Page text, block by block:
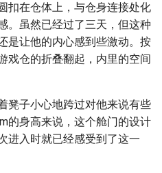
扣在仓体上，与仓身连接处化
。虽然已经过了三天，但这种
是让他的内心感到些激动。按
戏仓的折叠翻起，内里的空间
凳子小心地跨过对他来说有些
的身高来说，这个舱门的设计
进入时就已经感受到了这一